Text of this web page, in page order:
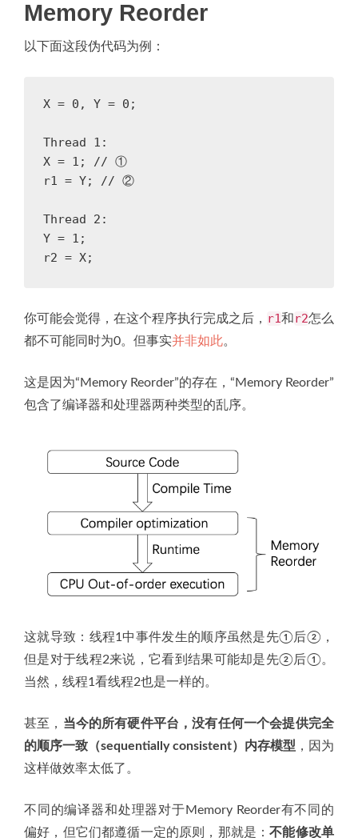
Memory Reorder
以下面这段伪代码为例：
X = 0 , Y = 0 ;
Thread 1 :
X = 1 ;
// ①
r1
= Y; // ②
Thread 2 :
Y = 1 ;
r2 = X;
你可能会觉得，在这个程序执行完成之后， r1和r2怎么
都不可能同时为0。但事实并非如此。
这是因为“Memory Reorder”的存在，“Memory Reorder”
包含了编译器和处理器两种类型的乱序。
这就导致：线程1中事件发生的顺序虽然是先①后②，
但是对于线程2来说，它看到结果可能却是先②后①。
当然，线程1看线程2也是一样的。
甚至， 当今的所有硬件平台，没有任何一个会提供完全
的顺序一致（sequentially consistent）内存模型 ，因为
这样做效率太低了。
不同的编译器和处理器对于Memory Reorder有不同的
偏好，但它们都遵循一定的原则，那就是：不能修改单